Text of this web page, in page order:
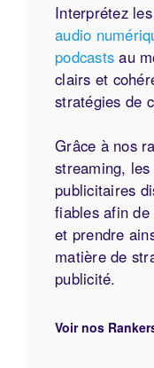
Interprétez
audio
podcasts au
clairs et
stratégies de
Grâce à nos
streaming,
publicitaires
fiables afin
et prendre
matière de
publicité.
Voir nos